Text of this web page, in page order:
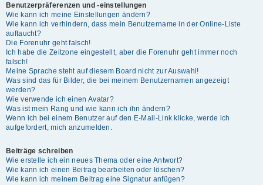
Benutzerpräferenzen und -einstellungen
Wie kann ich meine Einstellungen ändern?
Wie kann ich verhindern, dass mein Benutzername in der Online-Liste
auftaucht?
Die Forenuhr geht falsch!
Ich habe die Zeitzone eingestellt, aber die Forenuhr geht immer noch
falsch!
Meine Sprache steht auf diesem Board nicht zur Auswahl!
Was sind das für Bilder, die bei meinem Benutzernamen angezeigt
werden?
Wie verwende ich einen Avatar?
Was ist mein Rang und wie kann ich ihn ändern?
Wenn ich bei einem Benutzer auf den E-Mail-Link klicke, werde ich
aufgefordert, mich anzumelden.
Beiträge schreiben
Wie erstelle ich ein neues Thema oder eine Antwort?
Wie kann ich einen Beitrag bearbeiten oder löschen?
Wie kann ich meinem Beitrag eine Signatur anfügen?